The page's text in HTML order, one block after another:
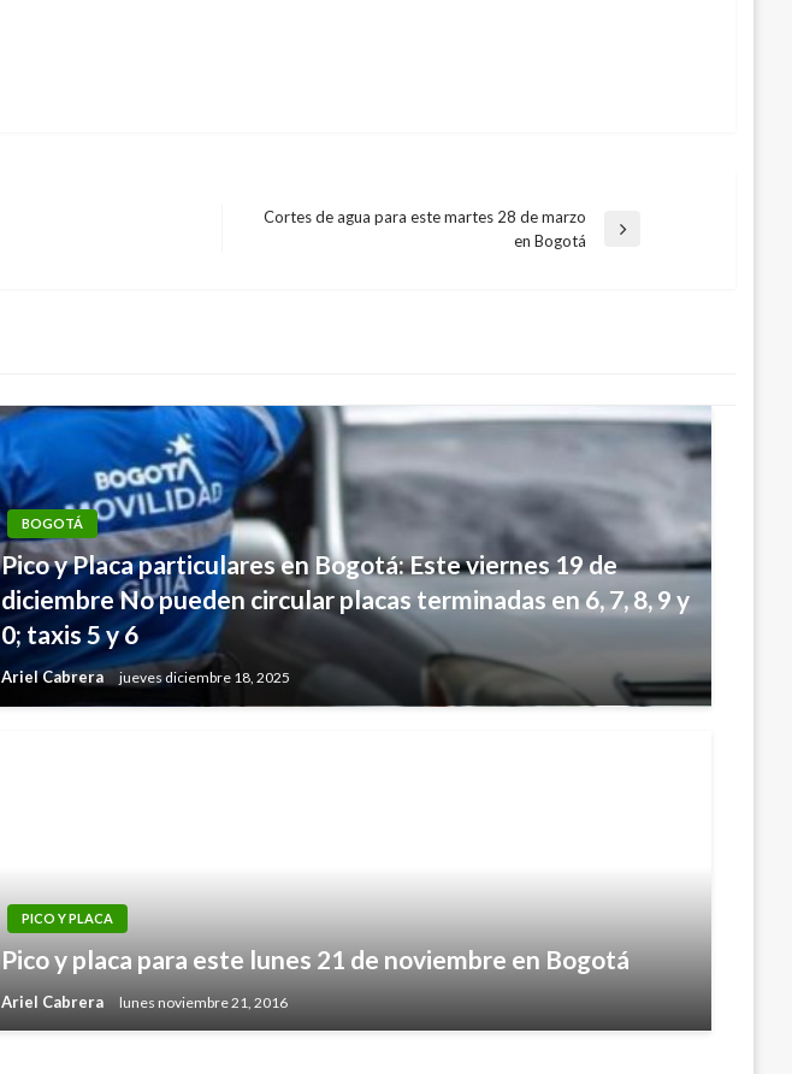
Cortes de agua para este martes 28 de marzo
en Bogotá
BOGOTÁ
Pico y Placa particulares en Bogotá: Este viernes 19 de
diciembre No pueden circular placas terminadas en 6, 7, 8, 9 y
0; taxis 5 y 6
Ariel Cabrera jueves diciembre 18, 2025
PICO Y PLACA
Pico y placa para este lunes 21 de noviembre en Bogotá
Ariel Cabrera lunes noviembre 21, 2016